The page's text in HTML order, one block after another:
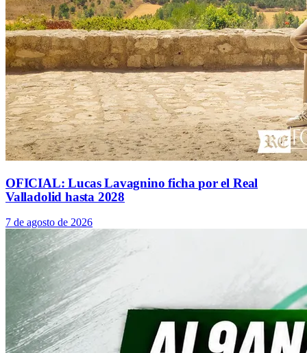
OFICIAL: Lucas Lavagnino ficha por el Real
Valladolid hasta 2028
7 de agosto de 2026